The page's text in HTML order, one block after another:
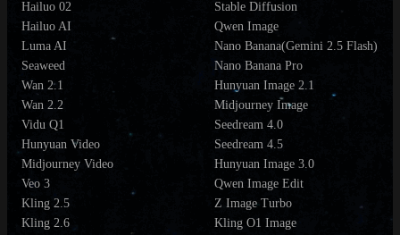
Hailuo 02
Hailuo AI
Luma AI
Seaweed
Wan 2.1
Wan 2.2
Vidu Q1
Hunyuan Video
Midjourney Video
Veo 3
Kling 2.5
Kling 2.6
Stable Diffusion
Qwen Image
Nano Banana(Gemini 2.5 Flash)
Nano Banana Pro
Hunyuan Image 2.1
Midjourney Image
Seedream 4.0
Seedream 4.5
Hunyuan Image 3.0
Qwen Image Edit
Z Image Turbo
Kling O1 Image